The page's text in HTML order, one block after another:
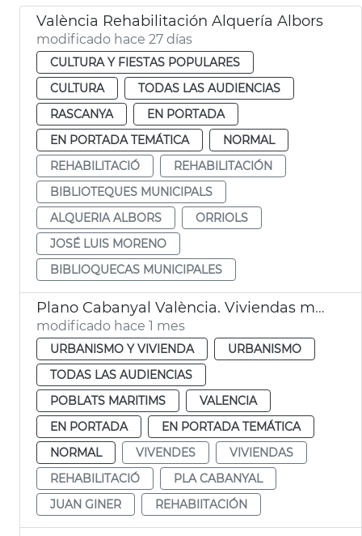
València Rehabilitación Alquería Albors
modificado hace 27 días
CULTURA Y FIESTAS POPULARES
CULTURA
TODAS LAS AUDIENCIAS
RASCANYA
EN PORTADA
EN PORTADA TEMÁTICA
NORMAL
REHABILITACIÓ
REHABILITACIÓN
BIBLIOTEQUES MUNICIPALS
ALQUERIA ALBORS
ORRIOLS
JOSÉ LUIS MORENO
BIBLIOQUECAS MUNICIPALES
Plano Cabanyal València. Viviendas municipales
modificado hace 1 mes
URBANISMO Y VIVIENDA
URBANISMO
TODAS LAS AUDIENCIAS
POBLATS MARITIMS
VALENCIA
EN PORTADA
EN PORTADA TEMÁTICA
NORMAL
VIVENDES
VIVIENDAS
REHABILITACIÓ
PLA CABANYAL
JUAN GINER
REHABIITACIÓN